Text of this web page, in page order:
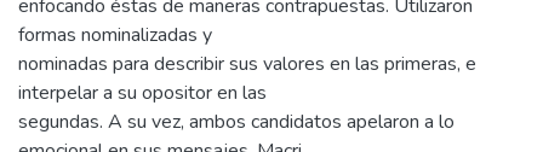
enfocando éstas de maneras contrapuestas. Utilizaron
formas nominalizadas y
nominadas para describir sus valores en las primeras, e
interpelar a su opositor en las
segundas. A su vez, ambos candidatos apelaron a lo